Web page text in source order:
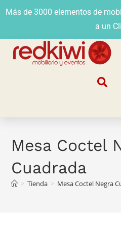
Más de 3000 elementos de
a un
Mesa Coctel
Cuadrada
> Tienda > Mesa Coctel Negra